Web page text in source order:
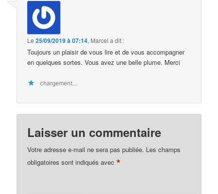
Le25/09/2019 à 07:14, Marcel a dit :
Toujours un plaisir de vous lire et de vous accompagner
en quelques sortes. Vous avez une belle plume. Merci
chargement…
Laisser un commentaire
Votre adresse e-mail ne sera pas publiée. Les champs
obligatoires sont indiqués avec*